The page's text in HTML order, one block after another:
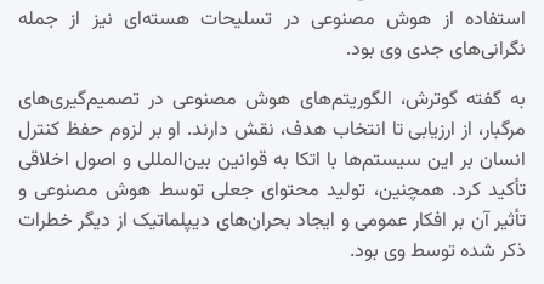
استفاده از هوش مصنوعی در تسلیحات هسته‌ای نیز از جمله
نگرانی‌های جدی وی بود.
به گفته گوترش، الگوریتم‌های هوش مصنوعی در تصمیم‌گیری‌های
مرگبار، از ارزیابی تا انتخاب هدف، نقش دارند. او بر لزوم حفظ کنترل
انسان بر این سیستم‌ها با اتکا به قوانین بین‌المللی و اصول اخلاقی
تأکید کرد. همچنین، تولید محتوای جعلی توسط هوش مصنوعی و
تأثیر آن بر افکار عمومی و ایجاد بحران‌های دیپلماتیک از دیگر خطرات
ذکر شده توسط وی بود.